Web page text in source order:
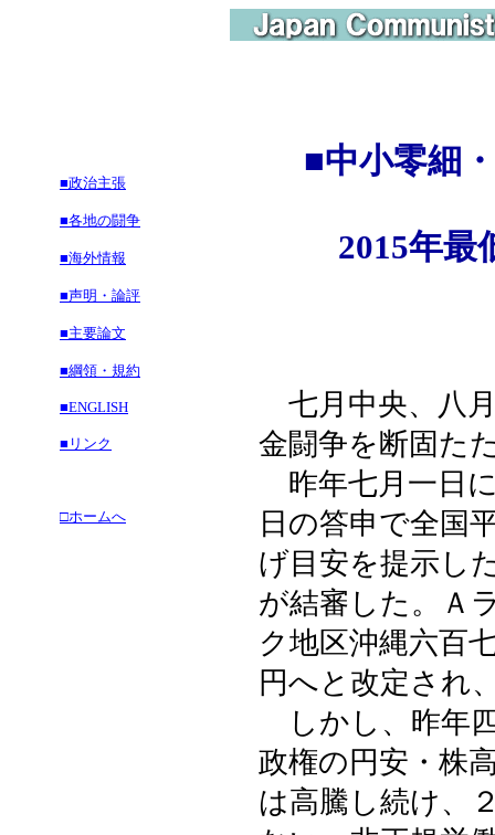
■政治主張
■各地の闘争
■海外情報
■声明・論評
■主要論文
■綱領・規約
■ENGLISH
■リンク
□ホームへ
■中小零細
2015年最低
七月中央、八
金闘争を断固た
昨年七月一日
日の答申で全国
げ目安を提示し
が結審した。Ａ
ク地区沖縄六百
円へと改定され
しかし、昨年
政権の円安・株
は高騰し続け、